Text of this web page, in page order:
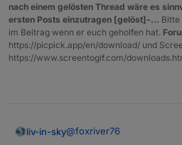
nach einem gelösten Thread wäre es
ersten Posts einzutragen [gelöst]-... Bitte
im Beitrag wenn er euch geholfen hat.
https://picpick.app/en/download/ und
https://www.screentogif.com/
liv-in-sky@foxriver76